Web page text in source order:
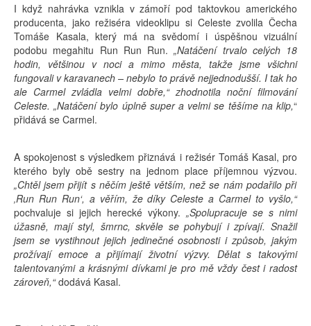
I když nahrávka vznikla v zámoří pod taktovkou amerického
producenta, jako režiséra videoklipu si Celeste zvolila Čecha
Tomáše Kasala, který má na svědomí i úspěšnou vizuální
podobu megahitu Run Run Run.„Natáčení trvalo celých 18
hodin, většinou v noci a mimo města, takže jsme všichni
fungovali v karavanech – nebylo to právě nejjednodušší. I tak ho
ale Carmel zvládla velmi dobře,“ zhodnotila noční filmování
Celeste. „Natáčení bylo úplně super a velmi se těšíme na klip,“
přidává se Carmel.
A spokojenost s výsledkem přiznává i režisér Tomáš Kasal, pro
kterého byly obě sestry na jednom place příjemnou výzvou.
„Chtěl jsem přijít s něčím ještě větším, než se nám podařilo při
‚Run Run Run‘, a věřím, že díky Celeste a Carmel to vyšlo,“
pochvaluje si jejich herecké výkony. „Spolupracuje se s nimi
úžasně, mají styl, šmrnc, skvěle se pohybují i zpívají. Snažil
jsem se vystihnout jejich jedinečné osobnosti i způsob, jakým
prožívají emoce a přijímají životní výzvy. Dělat s takovými
talentovanými a krásnými dívkami je pro mě vždy čest i radost
zároveň,“dodává Kasal.